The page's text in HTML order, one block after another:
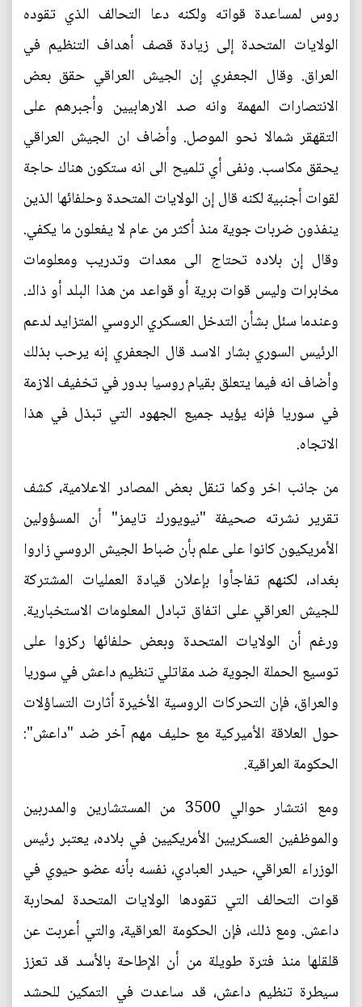
روس لمساعدة قواته ولكنه دعا التحالف الذي تقوده
الولايات المتحدة إلى زيادة قصف أهداف التنظيم في
العراق. وقال الجعفري إن الجيش العراقي حقق بعض
الانتصارات المهمة وانه صد الارهابيين وأجبرهم على
التقهقر شمالا نحو الموصل. وأضاف ان الجيش العراقي
يحقق مكاسب. ونفى أي تلميح الى انه ستكون هناك حاجة
لقوات أجنبية لكنه قال إن الولايات المتحدة وحلفائها الذين
ينفذون ضربات جوية منذ أكثر من عام لا يفعلون ما يكفي.
وقال إن بلاده تحتاج الى معدات وتدريب ومعلومات
مخابرات وليس قوات برية أو قواعد من هذا البلد أو ذاك.
وعندما سئل بشأن التدخل العسكري الروسي المتزايد لدعم
الرئيس السوري بشار الاسد قال الجعفري إنه يرحب بذلك
وأضاف انه فيما يتعلق بقيام روسيا بدور في تخفيف الازمة
في سوريا فإنه يؤيد جميع الجهود التي تبذل في هذا
الاتجاه.
من جانب اخر وكما تنقل بعض المصادر الاعلامية، كشف
تقرير نشرته صحيفة "نيويورك تايمز" أن المسؤولين
الأمريكيون كانوا على علم بأن ضباط الجيش الروسي زاروا
بغداد، لكنهم تفاجأوا بإعلان قيادة العمليات المشتركة
للجيش العراقي على اتفاق تبادل المعلومات الاستخبارية.
ورغم أن الولايات المتحدة وبعض حلفائها ركزوا على
توسيع الحملة الجوية ضد مقاتلي تنظيم داعش في سوريا
والعراق، فإن التحركات الروسية الأخيرة أثارت التساؤلات
حول العلاقة الأميركية مع حليف مهم آخر ضد "داعش":
الحكومة العراقية.
ومع انتشار حوالي 3500 من المستشارين والمدربين
والموظفين العسكريين الأمريكيين في بلاده، يعتبر رئيس
الوزراء العراقي، حيدر العبادي، نفسه بأنه عضو حيوي في
قوات التحالف التي تقودها الولايات المتحدة لمحاربة
داعش. ومع ذلك، فإن الحكومة العراقية، والتي أعربت عن
قلقلها منذ فترة طويلة من أن الإطاحة بالأسد قد تعزز
سيطرة تنظيم داعش، قد ساعدت في التمكين للحشد